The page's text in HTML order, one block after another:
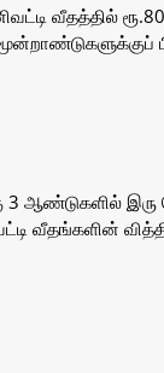
வீதத்தில்
3 ஆண்டுகளில் இரு
வீதங்களின்